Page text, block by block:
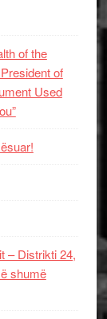
of the
of
Used
– Distrikti 24,
shumë